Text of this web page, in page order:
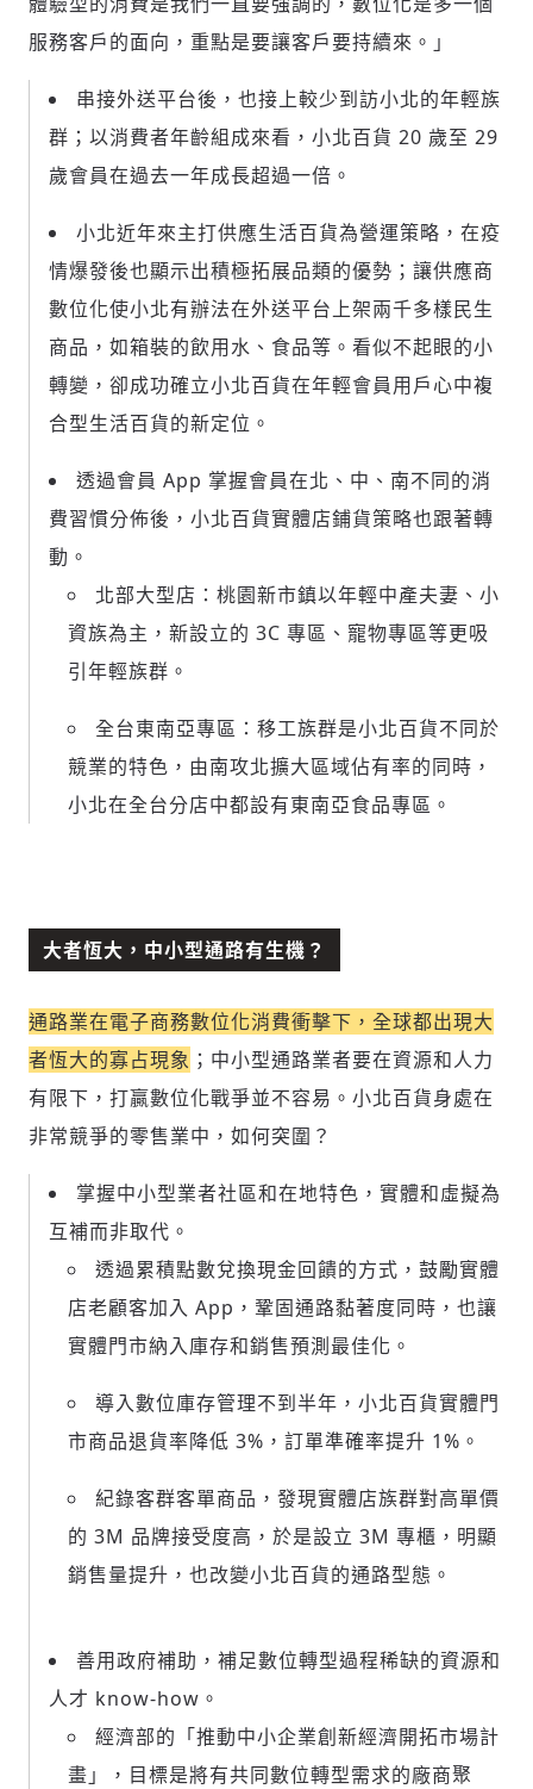
服務客戶的面向，重點是要讓客戶要持續來。」
串接外送平台後，也接上較少到訪小北的年輕族
群；以消費者年齡組成來看，小北百貨 20 歲至 29
歲會員在過去一年成長超過一倍。
小北近年來主打供應生活百貨為營運策略，在疫
情爆發後也顯示出積極拓展品類的優勢；讓供應商
數位化使小北有辦法在外送平台上架兩千多樣民生
商品，如箱裝的飲用水、食品等。看似不起眼的小
轉變，卻成功確立小北百貨在年輕會員用戶心中複
合型生活百貨的新定位。
透過會員 App 掌握會員在北、中、南不同的消
費習慣分佈後，小北百貨實體店鋪貨策略也跟著轉
動。
北部大型店：桃園新市鎮以年輕中產夫妻、小
資族為主，新設立的 3C 專區、寵物專區等更吸
引年輕族群。
全台東南亞專區：移工族群是小北百貨不同於
競業的特色，由南攻北擴大區域佔有率的同時，
小北在全台分店中都設有東南亞食品專區。
大者恆大，中小型通路有生機？
通路業在電子商務數位化消費衝擊下，全球都出現大
者恆大的寡占現象 ；中小型通路業者要在資源和人力
有限下，打贏數位化戰爭並不容易。小北百貨身處在
非常競爭的零售業中，如何突圍？
掌握中小型業者社區和在地特色，實體和虛擬為
互補而非取代。
透過累積點數兌換現金回饋的方式，鼓勵實體
店老顧客加入 App，鞏固通路黏著度同時，也讓
實體門市納入庫存和銷售預測最佳化。
導入數位庫存管理不到半年，小北百貨實體門
市商品退貨率降低 3%，訂單準確率提升 1%。
紀錄客群客單商品，發現實體店族群對高單價
的 3M 品牌接受度高，於是設立 3M 專櫃，明顯
銷售量提升，也改變小北百貨的通路型態。
善用政府補助，補足數位轉型過程稀缺的資源和
人才 know-how。
經濟部的「推動中小企業創新經濟開拓市場計
畫」，目標是將有共同數位轉型需求的廠商聚